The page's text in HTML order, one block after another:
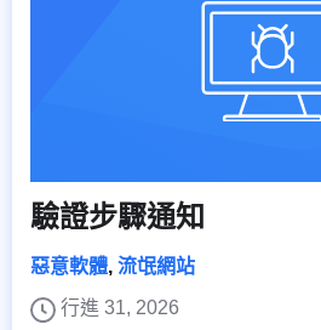
驗證步驟通知
惡意軟體, 流氓網站
行進 31, 2026